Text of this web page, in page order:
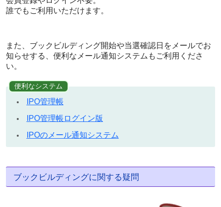
誰でもご利用いただけます。
また、ブックビルディング開始や当選確認日をメールでお
知らせする、便利なメール通知システムもご利用くださ
い。
便利なシステム
IPO管理帳
IPO管理帳ログイン版
IPOのメール通知システム
ブックビルディングに関する疑問